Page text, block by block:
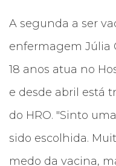
A segunda a ser
enfermagem Júlia
18 anos atua no
e desde abril está
do HRO. "Sinto
sido escolhida.
medo da vacina,